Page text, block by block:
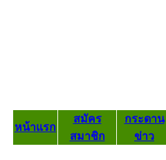
หน้าแรก
สมัคร
สมาชิก
กระดาน
ข่าว